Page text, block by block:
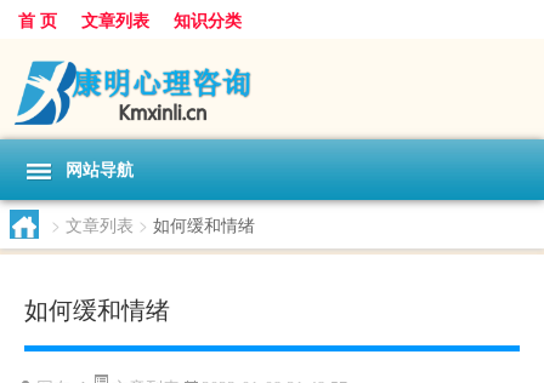
首 页 文章列表 知识分类
网站导航
> 文章列表 > 如何缓和情绪
如何缓和情绪